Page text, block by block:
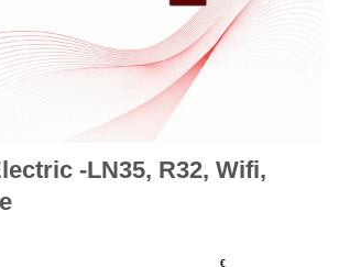
-LN35, R32, Wifi,
€